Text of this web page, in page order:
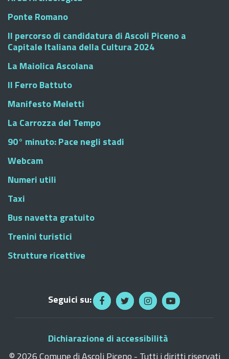
Ponte Romano
Il percorso di candidatura di Ascoli Piceno a
Capitale Italiana della Cultura 2024
La Maiolica Ascolana
Il Ferro Battuto
Manifesto Meletti
La Carrozza del Tempo
90° minuto: Pace negli stadi
Webcam
Numeri utili
Taxi
Bus navetta gratuito
Trenini turistici
Strutture ricettive
Seguici su:
Dichiarazione di accessibilità
© 2026 Comune di Ascoli Piceno - Tutti i diritti riservati